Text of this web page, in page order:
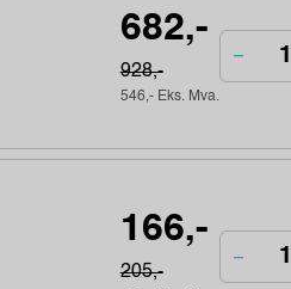
682,-
928,-
546,- Eks. Mva.
166,-
205,-